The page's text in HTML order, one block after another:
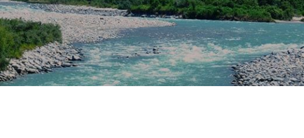
温泉
日帰り入浴